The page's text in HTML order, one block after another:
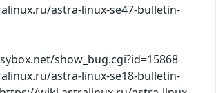
astra-linux-se47-bulletin-
show_bug.cgi?id=15868
astra-linux-se18-bulletin-